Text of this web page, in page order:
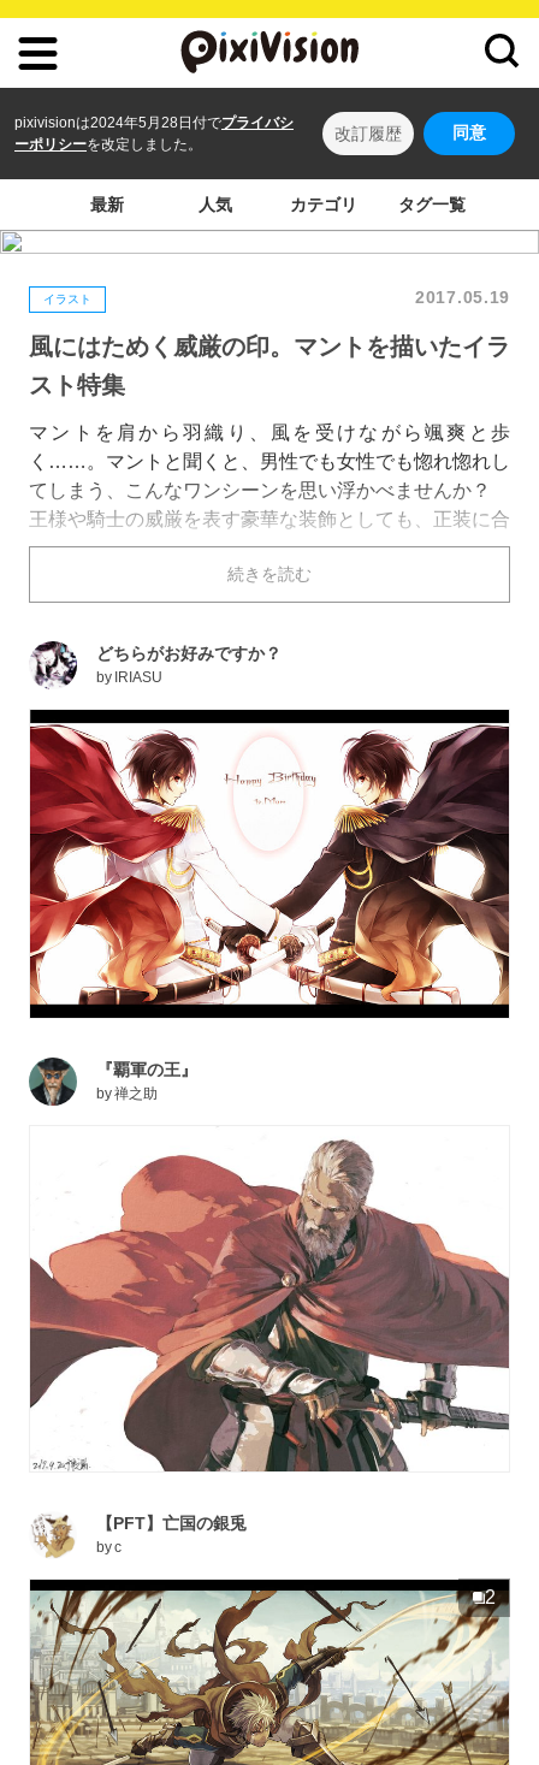
pixivisionは2024年5月28日付でプライバシ
ーポリシーを改定しました。
改訂履歴 同意
最新 人気 カテゴリ タグ一覧
イラスト 2017.05.19
風にはためく威厳の印。マントを描いたイラ
スト特集
マントを肩から羽織り、風を受けながら颯爽と歩
く……。マントと聞くと、男性でも女性でも惚れ惚れし
てしまう、こんなワンシーンを思い浮かべませんか？
王様や騎士の威厳を表す豪華な装飾としても、正装に合
わせた防寒具としても、ドラマチックな印象を受けるア
イテムですよね。映画やアニメのヒーローたちの身につ
けているマントの格好良さに、自分もいつかはと憧れた
本日は、風切る羽根のようにクールな「マント」を描い
たイラストを特集しました。それではご覧ください。
続きを読む
どちらがお好みですか？
by IRIASU
『覇軍の王』
by禅之助
【PFT】亡国の銀兎
byc
2